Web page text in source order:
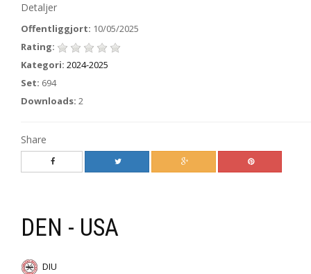
Detaljer
Offentliggjort: 10/05/2025
Rating:
Kategori: 2024-2025
Set: 694
Downloads: 2
Share
DEN - USA
DIU